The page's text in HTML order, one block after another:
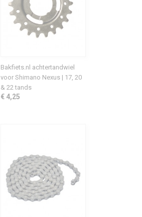
Bakfiets.nl achtertandwiel
voor Shimano Nexus | 17, 20
& 22 tands
€ 4,25